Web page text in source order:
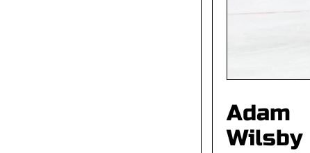
Adam
Wilsby